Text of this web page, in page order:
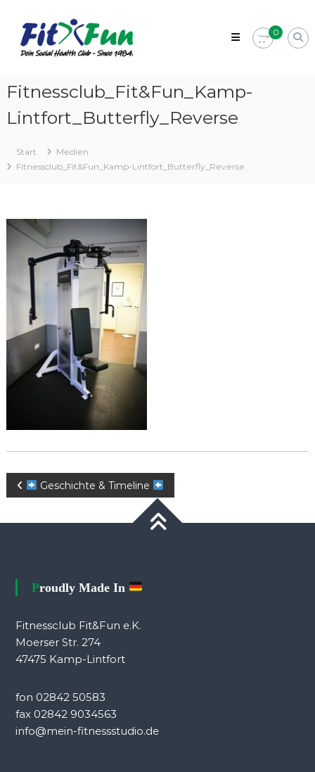
Inhalt
springen
Dein
in
Kamp-
Lintfort
Club
–
0
Fitnessclub_Fit&Fun_Kamp-
Lintfort_Butterfly_Reverse
Start
Medien
Fitnessclub_Fit&Fun_Kamp-Lintfort_Butterfly_Reverse
Beitragsnavigation
Geschichte & Timeline
Proudly Made In
Fitnessclub Fit&Fun e.K.
Moerser Str. 274
47475 Kamp-Lintfort
fon 02842 50583
fax 02842 9034563
info@mein-fitnessstudio.de